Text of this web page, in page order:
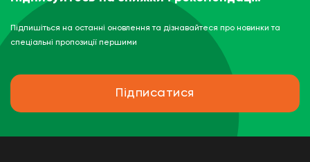
Підпишіться на останні оновлення та дізнавайтеся про новинки та
спеціальні пропозиції першими
Підписатися